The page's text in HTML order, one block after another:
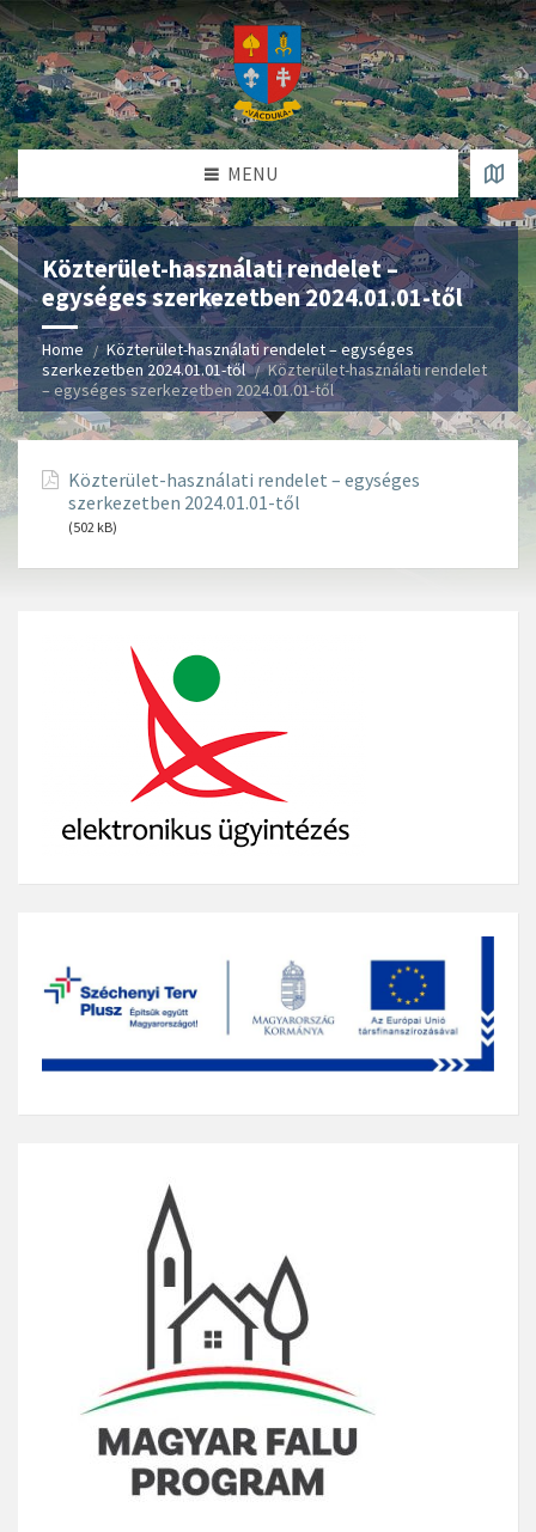
MENU
Közterület-használati rendelet –
egységes szerkezetben 2024.01.01-től
Home
Közterület-használati rendelet – egységes
szerkezetben 2024.01.01-től
Közterület-használati rendelet
– egységes szerkezetben 2024.01.01-től
Közterület-használati rendelet – egységes
szerkezetben 2024.01.01-től
(502 kB)